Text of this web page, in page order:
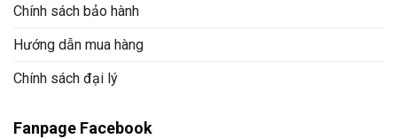
Chính sách bảo hành
Hướng dẫn mua hàng
Chính sách đại lý
Fanpage Facebook